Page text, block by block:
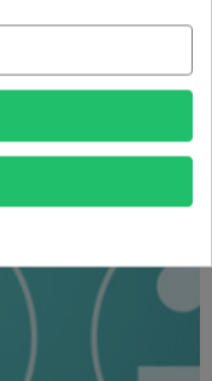
som assisterar
uppstå några frågor
köpskydd.